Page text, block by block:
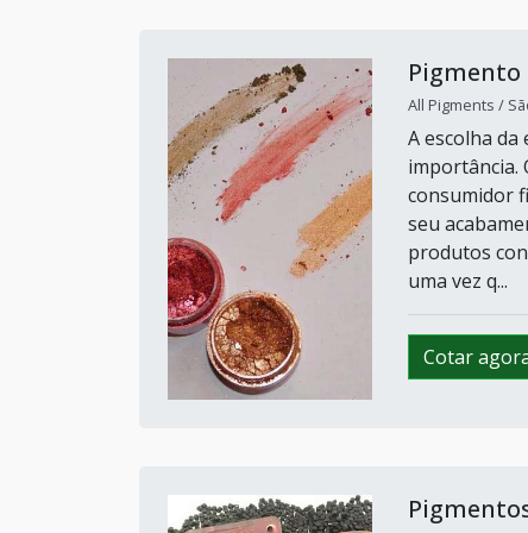
All Pigments /
A escolha
importância.
consumidor
seu
produtos
uma vez q...
Cotar